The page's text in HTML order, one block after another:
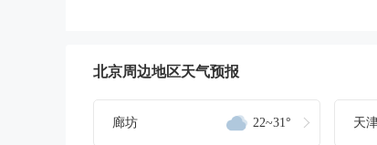
北京周边地区天气预报
廊坊 22~31° 天